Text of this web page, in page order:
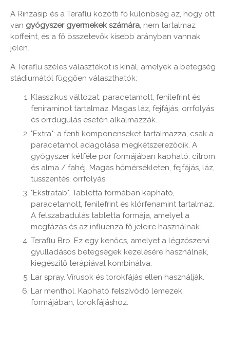
A Rinzasip és a Teraflu közötti fő különbség az, hogy ott
van gyógyszer gyermekek számára , nem tartalmaz
koffeint, és a fő összetevők kisebb arányban vannak
jelen.
A Teraflu széles választékot is kínál, amelyek a betegség
stádiumától függően választhatók:
Klasszikus változat: paracetamolt, fenilefrint és
feniraminot tartalmaz. Magas láz, fejfájás, orrfolyás
és orrdugulás esetén alkalmazzák..
"Extra": a fenti komponenseket tartalmazza, csak a
paracetamol adagolása megkétszereződik. A
gyógyszer kétféle por formájában kapható: citrom
és alma / fahéj. Magas hőmérsékleten, fejfájás, láz,
tüsszentés, orrfolyás.
"Ekstratab". Tabletta formában kapható,
paracetamolt, fenilefrint és klórfenamint tartalmaz.
A felszabadulás tabletta formája, amelyet a
megfázás és az influenza fő jeleire használnak.
Teraflu Bro. Ez egy kenőcs, amelyet a légzőszervi
gyulladásos betegségek kezelésére használnak,
kiegészítő terápiával kombinálva.
Lar spray. Vírusok és torokfájás ellen használják.
Lar menthol. Kapható felszívódó lemezek
formájában, torokfájáshoz.